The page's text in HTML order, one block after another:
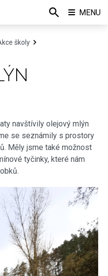
školy
navštívily olejový mlýn
se seznámily s prostory
Měly jsme také možnost
tyčinky, které nám
MENU